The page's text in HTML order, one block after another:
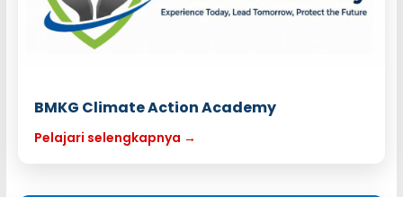
BMKG Climate Action Academy
Pelajari selengkapnya →